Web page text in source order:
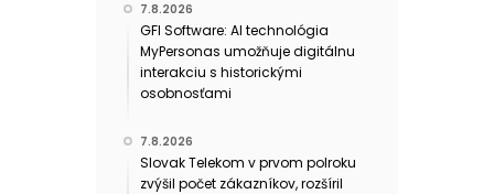
7.8.2026
GFI Software: AI technológia
MyPersonas umožňuje digitálnu
interakciu s historickými
osobnosťami
7.8.2026
Slovak Telekom v prvom polroku
zvýšil počet zákazníkov, rozšíril